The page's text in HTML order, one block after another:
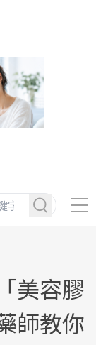
美容膠
師教你